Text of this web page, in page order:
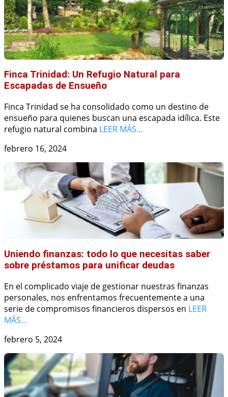
Finca Trinidad: Un Refugio Natural para
Escapadas de Ensueño
Finca Trinidad se ha consolidado como un destino de
ensueño para quienes buscan una escapada idílica. Este
refugio natural combina LEER MÁS…
febrero 16, 2024
Uniendo finanzas: todo lo que necesitas saber
sobre préstamos para unificar deudas
En el complicado viaje de gestionar nuestras finanzas
personales, nos enfrentamos frecuentemente a una
serie de compromisos financieros dispersos en LEER
MÁS…
febrero 5, 2024